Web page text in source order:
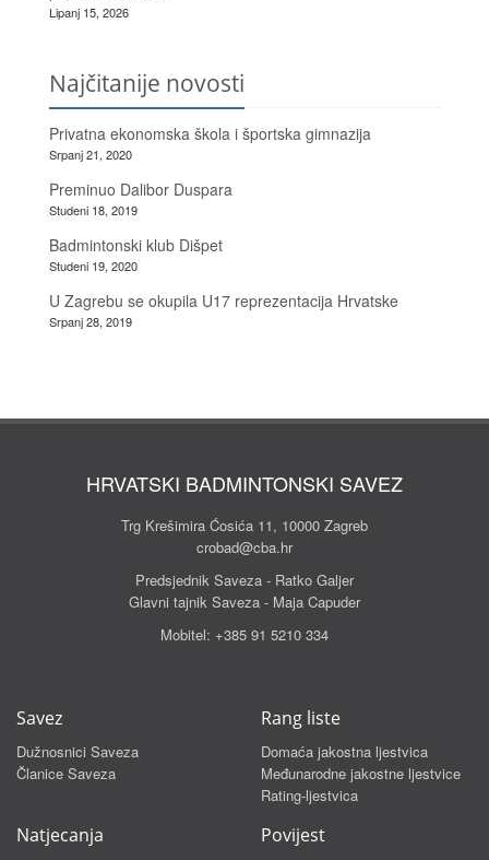
Lipanj 15, 2026
Najčitanije novosti
Privatna ekonomska škola i športska gimnazija
Srpanj 21, 2020
Preminuo Dalibor Duspara
Studeni 18, 2019
Badmintonski klub Dišpet
Studeni 19, 2020
U Zagrebu se okupila U17 reprezentacija Hrvatske
Srpanj 28, 2019
HRVATSKI BADMINTONSKI SAVEZ
Trg Krešimira Ćosića 11, 10000 Zagreb
crobad@cba.hr
Predsjednik Saveza - Ratko Galjer
Glavni tajnik Saveza - Maja Capuder
Mobitel: +385 91 5210 334
Savez
Dužnosnici Saveza
Članice Saveza
Rang liste
Domaća jakostna ljestvica
Međunarodne jakostne ljestvice
Rating-ljestvica
Natjecanja Povijest